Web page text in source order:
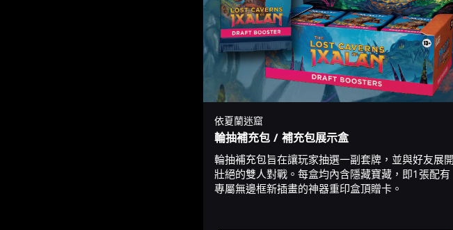
依夏蘭迷窟
輪抽補充包 / 補充包展示盒
輪抽補充包旨在讓玩家抽選一副套牌，並與好友展開
壯絕的雙人對戰。每盒均內含隱藏寶藏，即1張配有
專屬無邊框新插畫的神器重印盒頂贈卡。